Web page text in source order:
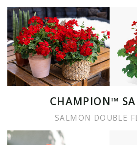
CHAMPION™
SALMON DOUBLE